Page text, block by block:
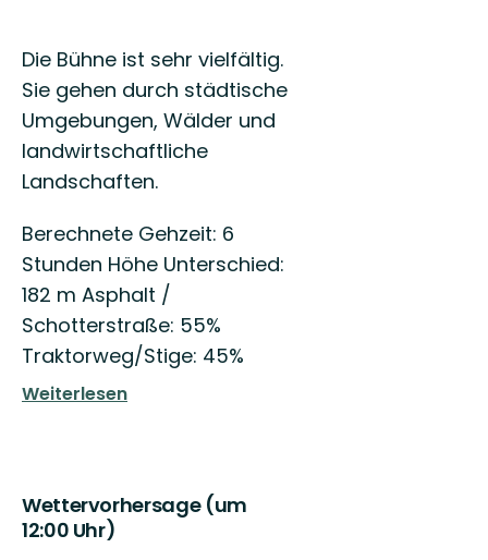
Beschreibung
Die Bühne ist sehr vielfältig.
Sie gehen durch städtische
Umgebungen, Wälder und
landwirtschaftliche
Landschaften.
Berechnete Gehzeit: 6
Stunden Höhe Unterschied:
182 m Asphalt /
Schotterstraße: 55%
Traktorweg/Stige: 45%
Weiterlesen
Wettervorhersage (um
12:00 Uhr)